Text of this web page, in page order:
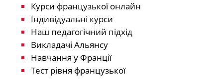
Курси французької онлайн
Індивідуальні курси
Наш педагогічний підхід
Викладачі Альянсу
Навчання у Франції
Тест рівня французької